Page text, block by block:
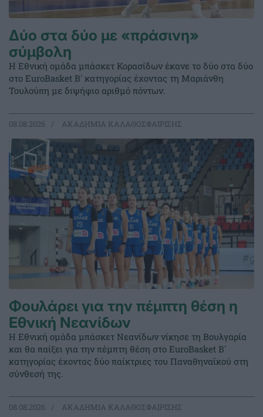
Δύο στα δύο με «πράσινη»
σύμβολη
Η Εθνική ομάδα μπάσκετ Κορασίδων έκανε το δύο στα δύο
στο EuroBasket Β' κατηγορίας έχοντας τη Μαριάνθη
Τουλούπη με διψήφιο αριθμό πόντων.
08.08.2026 ΑΚΑΔΗΜΙΑ ΚΑΛΑΘΟΣΦΑΙΡΙΣΗΣ
Φουλάρει για την πέμπτη θέση η
Εθνική Νεανίδων
Η Εθνική ομάδα μπάσκετ Νεανίδων νίκησε τη Βουλγαρία
και θα παίξει για την πέμπτη θέση στο EuroBasket Β'
κατηγορίας έχοντας δύο παίκτριες του Παναθηναϊκού στη
σύνθεσή της.
08.08.2026 ΑΚΑΔΗΜΙΑ ΚΑΛΑΘΟΣΦΑΙΡΙΣΗΣ